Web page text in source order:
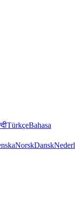
TürkçeBahasa
NorskDansk